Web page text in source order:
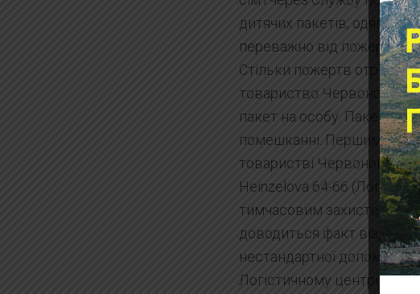
дитячих пакетів, одягу
переважно від пожертв
Стільки пожертв отримує
товариство Червоного
пакет на особу. Пакети
помешканні. Першим
товаристві Червоного
Heinzelova 64-66
тимчасовим захистом їй
доводиться факт вїзду
нестандартної допомоги
Логістичному центрі і